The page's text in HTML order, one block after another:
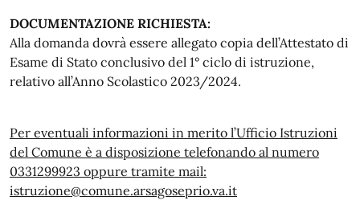
DOCUMENTAZIONE RICHIESTA:
Alla domanda dovrà essere allegato copia dell’Attestato di
Esame di Stato conclusivo del 1° ciclo di istruzione,
relativo all’Anno Scolastico 2023/2024.
Per eventuali informazioni in merito l’Ufficio Istruzioni
del Comune è a disposizione telefonando al numero
0331299923 oppure tramite mail:
istruzione@comune.arsagoseprio.va.it